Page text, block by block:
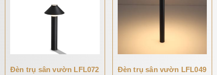
Đèn trụ sân vườn LFL072 Đèn trụ sân vườn LFL049